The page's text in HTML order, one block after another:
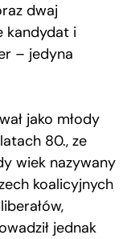
dwaj
kandydat i
– jedyna
jako młody
80., ze
wiek nazywany
koalicyjnych
jednak